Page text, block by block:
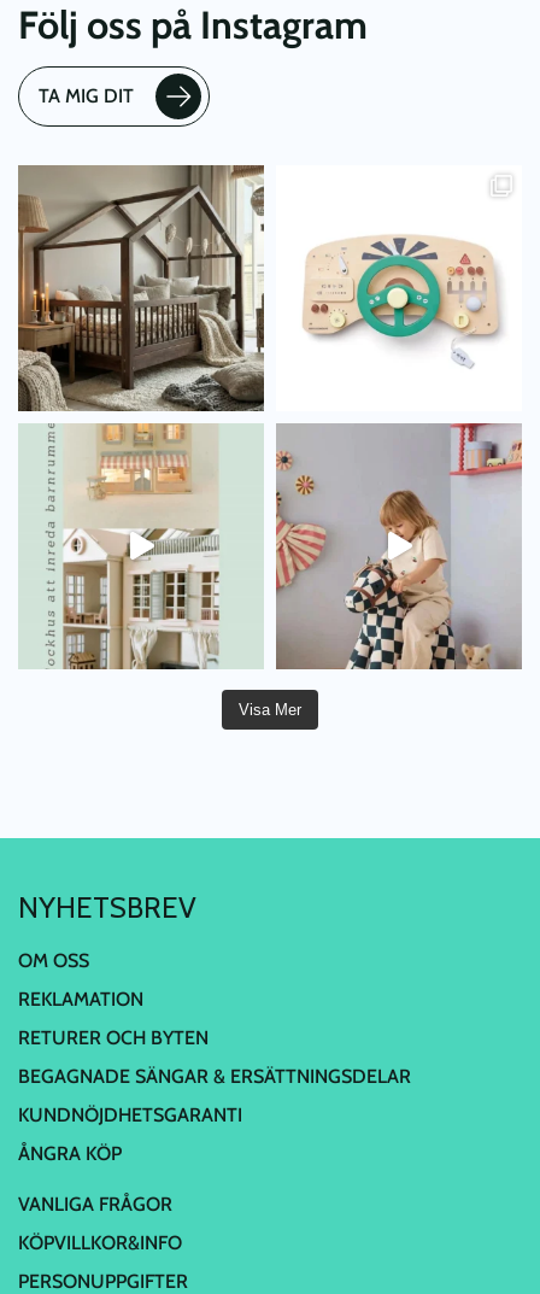
Följ oss på Instagram
TA MIG DIT
Visa Mer
NYHETSBREV
OM OSS
REKLAMATION
RETURER OCH BYTEN
BEGAGNADE SÄNGAR & ERSÄTTNINGSDELAR
KUNDNÖJDHETSGARANTI
ÅNGRA KÖP
VANLIGA FRÅGOR
KÖPVILLKOR&INFO
PERSONUPPGIFTER